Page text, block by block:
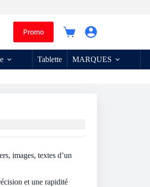
Promo
Panier
Tablette MARQUES
images, textes d’un
et une rapidité